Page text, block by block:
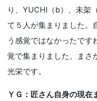
り、YUCHI（b）、未架
て５人が集まりました。
う感覚ではなかったで
覚で集まりました。まさ
光栄です。
ＹＧ：匠さん自身の現在